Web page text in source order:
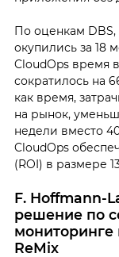
По оценкам DBS,
окупились за 18
CloudOps время
сократилось на
как время,
на рынок,
недели вместо
CloudOps
(ROI) в размере
F. Hoffmann-
решение по
мониторинге
ReMix